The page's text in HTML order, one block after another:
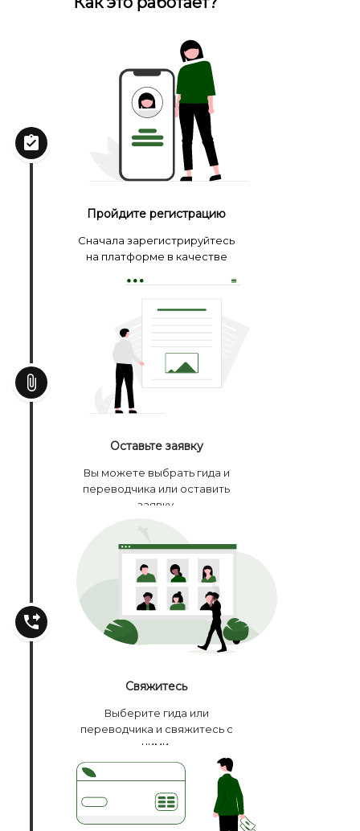
Пройдите регистрацию
Сначала зарегистрируйтесь
на платформе в качестве
заказчика.
Оставьте заявку
Вы можете выбрать гида и
переводчика или оставить
заявку.
Свяжитесь
Выберите гида или
переводчика и свяжитесь с
ними.